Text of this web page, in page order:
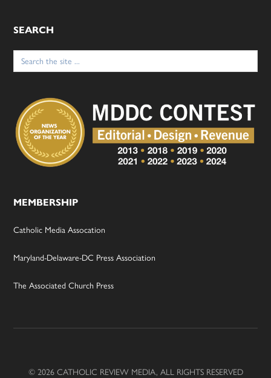
SEARCH
Search
for:
MEMBERSHIP
Catholic Media Assocation
Maryland-Delaware-DC Press Association
The Associated Church Press
© 2026 CATHOLIC REVIEW MEDIA, ALL RIGHTS RESERVED